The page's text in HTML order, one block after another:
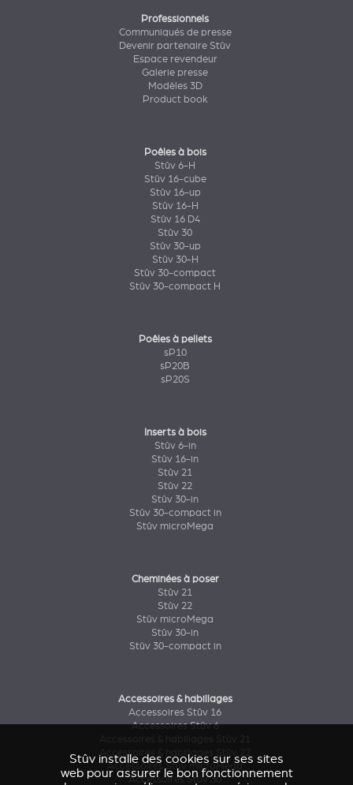
Professionnels
Communiqués de presse
Devenir partenaire Stûv
Espace revendeur
Galerie presse
Modèles 3D
Product book
Poêles à bois
Stûv 6-H
Stûv 16-cube
Stûv 16-up
Stûv 16-H
Stûv 16 D4
Stûv 30
Stûv 30-up
Stûv 30-H
Stûv 30-compact
Stûv 30-compact H
Poêles à pellets
sP10
sP20B
sP20S
Inserts à bois
Stûv 6-in
Stûv 16-in
Stûv 21
Stûv 22
Stûv 30-in
Stûv 30-compact in
Stûv microMega
Cheminées à poser
Stûv 21
Stûv 22
Stûv microMega
Stûv 30-in
Stûv 30-compact in
Accessoires & habillages
Accessoires Stûv 16
Accessoires Stûv 6
Accessoires & habillages Stûv 22
Accessoires Stûv microMega
Accessoires Stûv 30
Stûv installe des cookies sur ses sites
web pour assurer le bon fonctionnement